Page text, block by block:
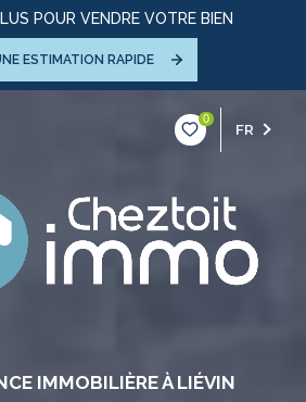
POUR VENDRE VOTRE BIEN
ESTIMATION RAPIDE
0
FR
IMMOBILIÈRE À LIÉVIN